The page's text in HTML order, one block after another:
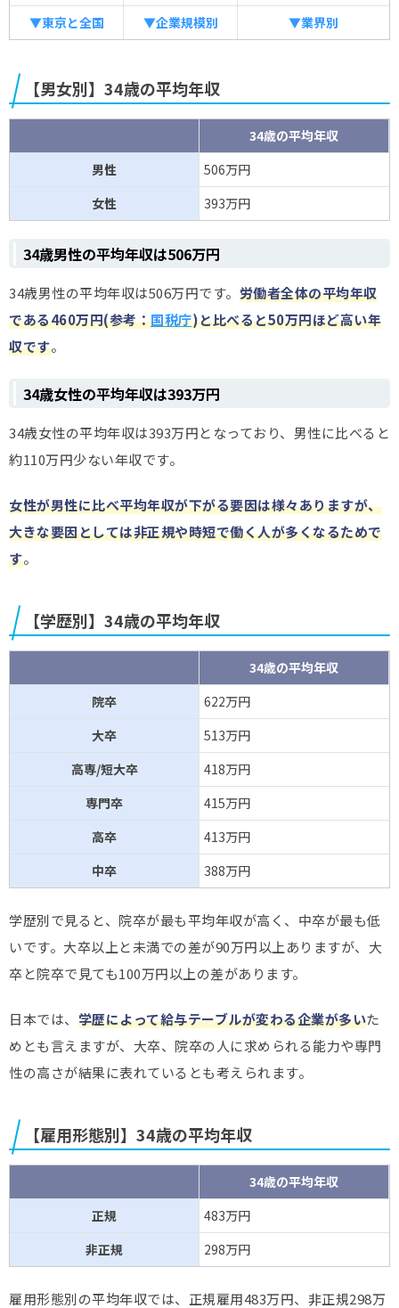
▼東京と全国
▼企業規模別 ▼業界別
【男女別】34歳の平均年収
34歳の平均年収
男性
506万円
女性
393万円
34歳男性の平均年収は506万円
34歳男性の平均年収は506万円です。 労働者全体の平均年収
である460万円(参考：国税庁)と比べると50万円ほど高い年
収です。
34歳女性の平均年収は393万円
34歳女性の平均年収は393万円となっており、男性に比べると
約110万円少ない年収です。
女性が男性に比べ平均年収が下がる要因は様々ありますが、
大きな要因としては非正規や時短で働く人が多くなるためで
す。
【学歴別】34歳の平均年収
34歳の平均年収
院卒
622万円
大卒
513万円
高専/短大卒
418万円
専門卒
415万円
高卒
413万円
中卒
388万円
学歴別で見ると、院卒が最も平均年収が高く、中卒が最も低
いです。大卒以上と未満での差が90万円以上ありますが、大
卒と院卒で見ても100万円以上の差があります。
日本では、 学歴によって給与テーブルが変わる企業が多いた
めとも言えますが、大卒、院卒の人に求められる能力や専門
性の高さが結果に表れているとも考えられます。
【雇用形態別】34歳の平均年収
34歳の平均年収
正規
483万円
非正規
298万円
雇用形態別の平均年収では、正規雇用483万円、非正規298万